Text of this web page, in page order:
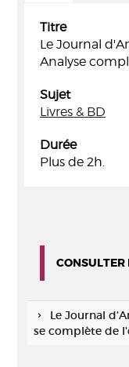
Titre
Le Journal
Analyse
Sujet
Livres & BD
Durée
Plus de 2h.
CONSULTER
Le Journal
se complète de